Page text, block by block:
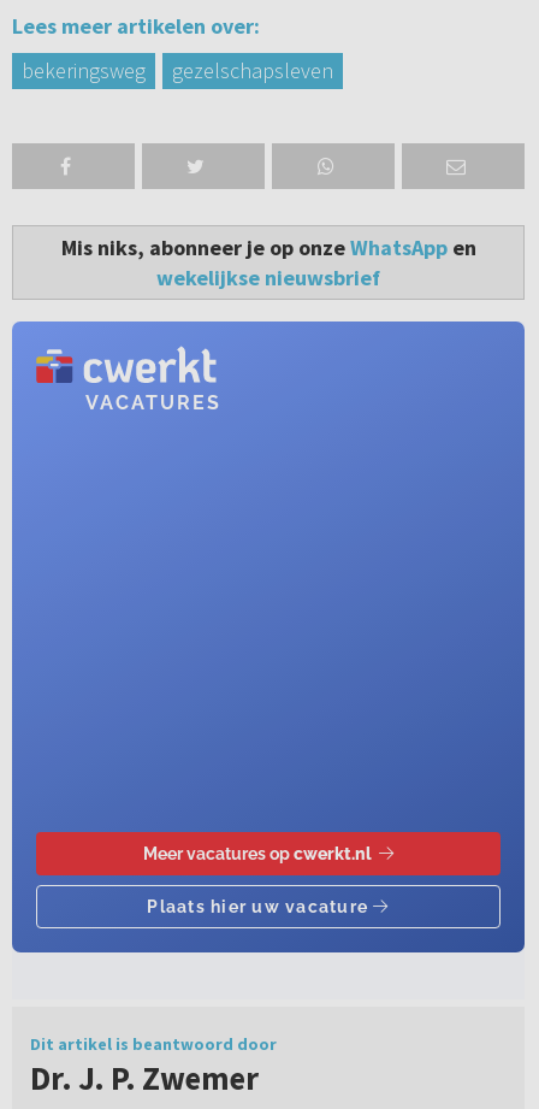
Lees meer artikelen over:
bekeringsweg
gezelschapsleven
Mis niks, abonneer je op onzeWhatsAppen
wekelijkse nieuwsbrief
Dit artikel is beantwoord door
Dr. J. P. Zwemer